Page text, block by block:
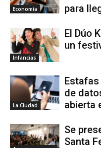
Economía
para
Infancias
El Dúo
un
La Ciudad
de
abierta
Se
Santa